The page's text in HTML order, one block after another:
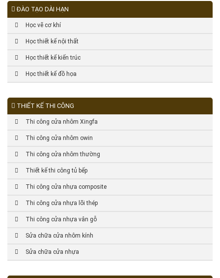
ĐÀO TẠO DÀI HẠN
Học vẽ cơ khí
Học thiết kế nội thất
Học thiết kế kiến trúc
Học thiết kế đồ họa
THIẾT KẾ THI CÔNG
Thi công cửa nhôm Xingfa
Thi công cửa nhôm owin
Thi công cửa nhôm thường
Thiết kế thi công tủ bếp
Thi công cửa nhựa composite
Thi công cửa nhựa lõi thép
Thi công cửa nhựa vân gỗ
Sửa chữa cửa nhôm kính
Sửa chữa cửa nhựa